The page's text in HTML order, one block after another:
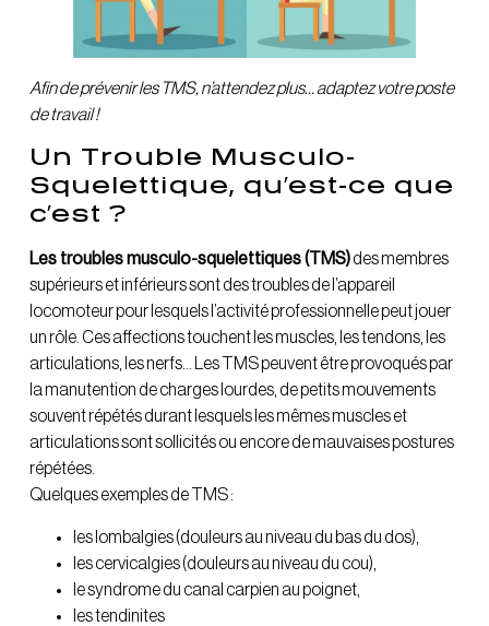
Afin de prévenir les TMS, n’attendez plus… adaptez votre poste
de travail !
Un Trouble Musculo-
Squelettique, qu’est-ce que
c’est ?
Les troubles musculo-squelettiques (TMS)des membres
supérieurs et inférieurs sont des troubles de l’appareil
locomoteur pour lesquels l’activité professionnelle peut jouer
un rôle. Ces affections touchent les muscles, les tendons, les
articulations, les nerfs… Les TMS peuvent être provoqués par
la manutention de charges lourdes, de petits mouvements
souvent répétés durant lesquels les mêmes muscles et
articulations sont sollicités ou encore de mauvaises postures
répétées.
Quelques exemples de TMS :
les lombalgies (douleurs au niveau du bas du dos),
les cervicalgies (douleurs au niveau du cou),
le syndrome du canal carpien au poignet,
les tendinites